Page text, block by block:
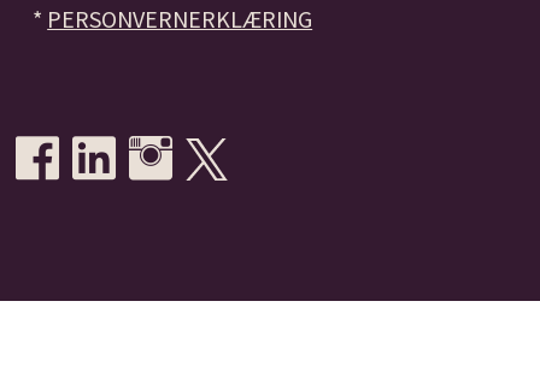
* PERSONVERNERKLÆRING